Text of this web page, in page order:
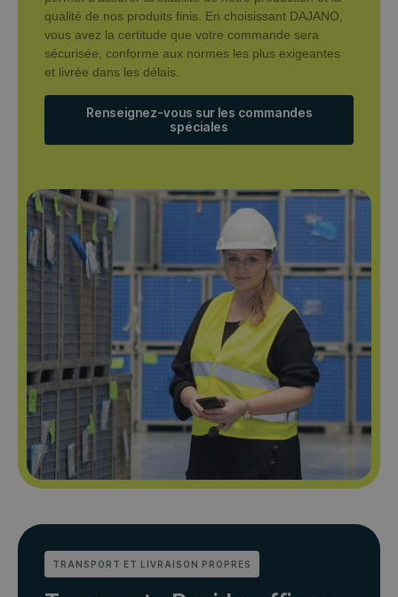
qualité de nos produits finis. En choisissant DAJANO,
vous avez la certitude que votre commande sera
sécurisée, conforme aux normes les plus exigeantes
et livrée dans les délais.
Renseignez-vous sur les commandes
spéciales
TRANSPORT ET LIVRAISON PROPRES